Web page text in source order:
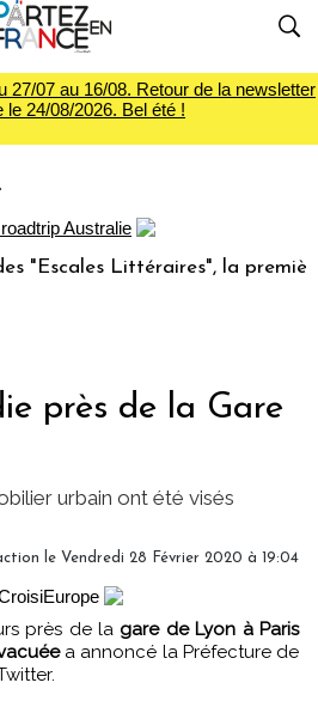
27/07 au 16/08. Retour de la newsletter
le 24/08/2026. Bel été !
Littéraires", la première
près de la Gare
urbain ont été visés
le Vendredi 28 Février 2020 à 19:04
près de la gare de Lyon à Paris
a annoncé la Préfecture de